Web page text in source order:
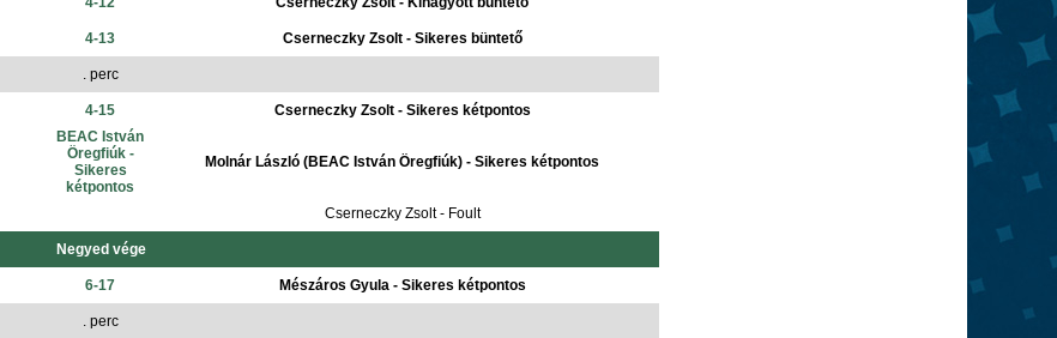
4-13 Cserneczky Zsolt - Sikeres büntető
. perc
4-15
Cserneczky Zsolt - Sikeres kétpontos
BEAC István
Öregfiúk -
Sikeres
kétpontos
Molnár László (BEAC István Öregfiúk) - Sikeres kétpontos
Cserneczky Zsolt - Foult
Negyed vége
6-17 Mészáros Gyula - Sikeres kétpontos
. perc